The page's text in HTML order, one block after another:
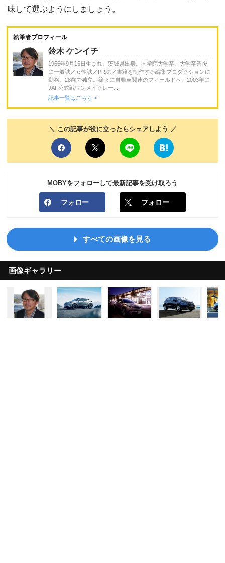
味して選ぶようにしましょう。
執筆者プロフィール
鈴木 ケンイチ
1966年9月15日生まれ。茨城県出身。国学院大学卒。大学卒業後
に一般誌／女性誌／PR誌／書籍を制作する編集プロダクションに
勤務。28歳で独立。徐々に自動車関連のフィールドへ。2003年に
JAF公式戦ワンメイクレー...
記事一覧はこちら >
＼ この記事が役に立ったらシェアしよう ／
MOBYをフォローして最新記事を受け取ろう
フォロー フォロー
すべての画像を見る
画像ギャラリー